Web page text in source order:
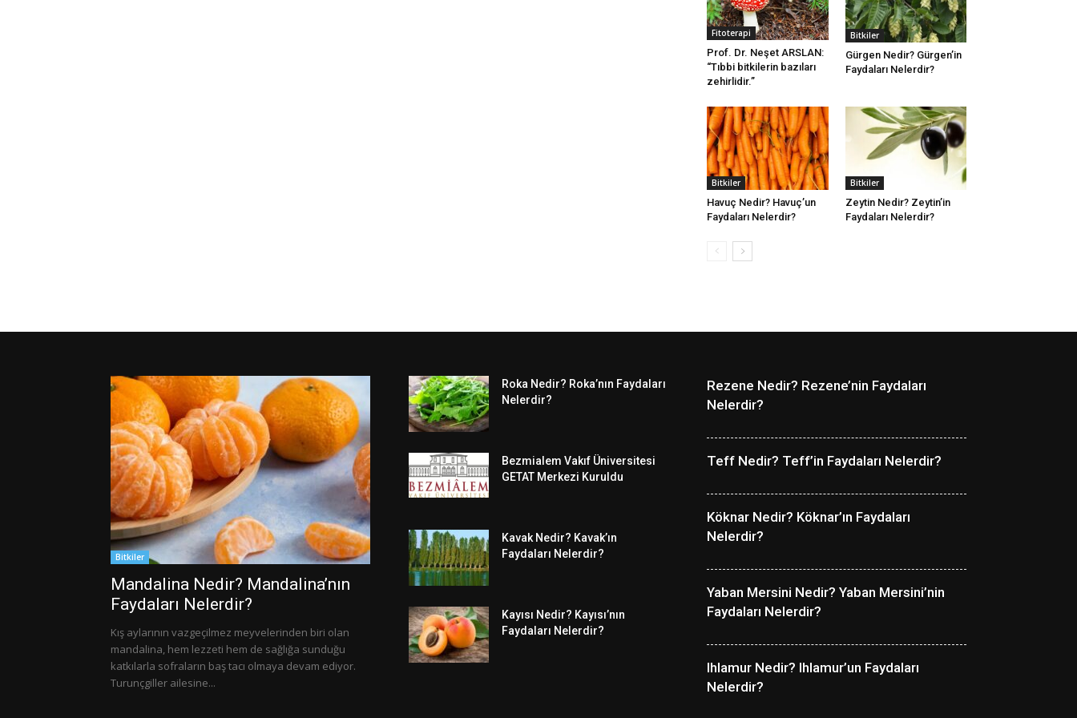
Fitoterapi
Prof. Dr. Neşet ARSLAN:
“Tıbbi bitkilerin bazıları
zehirlidir.”
Bitkiler
Gürgen Nedir? Gürgen’in
Faydaları Nelerdir?
Bitkiler
Havuç Nedir? Havuç’un
Faydaları Nelerdir?
Bitkiler
Zeytin Nedir? Zeytin’in
Faydaları Nelerdir?
Bitkiler
Mandalina Nedir? Mandalina’nın
Faydaları Nelerdir?
Kış aylarının vazgeçilmez meyvelerinden biri olan
mandalina, hem lezzeti hem de sağlığa sunduğu
katkılarla sofraların baş tacı olmaya devam ediyor.
Turunçgiller ailesine...
Roka Nedir? Roka’nın Faydaları
Nelerdir?
Bezmialem Vakıf Üniversitesi
GETAT Merkezi Kuruldu
Kavak Nedir? Kavak’ın
Faydaları Nelerdir?
Kayısı Nedir? Kayısı’nın
Faydaları Nelerdir?
Rezene Nedir? Rezene’nin Faydaları
Nelerdir?
Teff Nedir? Teff’in Faydaları Nelerdir?
Köknar Nedir? Köknar’ın Faydaları
Nelerdir?
Yaban Mersini Nedir? Yaban Mersini’nin
Faydaları Nelerdir?
Ihlamur Nedir? Ihlamur’un Faydaları
Nelerdir?